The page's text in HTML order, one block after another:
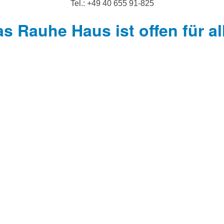
Tel.: +49 40 655 91-825
Rauhe Haus ist offen für